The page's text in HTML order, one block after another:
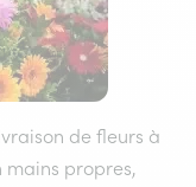
de fleurs à
mains propres,